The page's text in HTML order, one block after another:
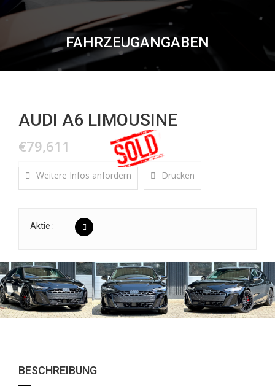
FAHRZEUGANGABEN
AUDI A6 LIMOUSINE
€79,611
Weitere Infos anfordern Drucken
Aktie :
BESCHREIBUNG